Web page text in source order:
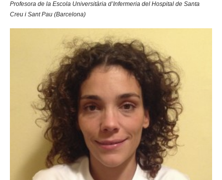
Profesora de la Escola Universitària d’Infermeria del Hospital de Santa
Creu i Sant Pau (Barcelona)